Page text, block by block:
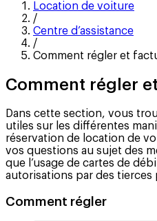
Location de voiture
/
Centre d’assistance
/
Comment régler et
Comment régler
Dans cette section, vous
utiles sur les différentes
réservation de location de
vos questions au sujet des
que l’usage de cartes de
autorisations par des tierces
Comment régler